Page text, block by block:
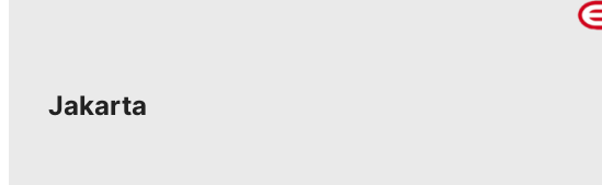
Jakarta